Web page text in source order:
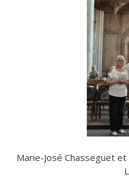
Marie-José Chasseguet